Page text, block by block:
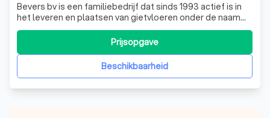
Bevers bv is een familiebedrijf dat sinds 1993 actief is in
het leveren en plaatsen van gietvloeren onder de naam
Artfloors en dit voor diverse toepassingen. Onze
specialiteit is het plaatsen van een naadloze gietvloer
voor al uw interieurprojecten.
Beschikbaarheid
Prijsopgave